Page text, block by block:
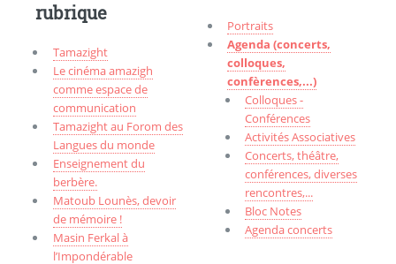
rubrique
Tamazight
Le cinéma amazigh
comme espace de
communication
Tamazight au Forom des
Langues du monde
Enseignement du
berbère.
Matoub Lounès, devoir
de mémoire !
Masin Ferkal à
l’Impondérable
Portraits
Agenda (concerts,
colloques,
confèrences,...)
Colloques -
Conférences
Activités Associatives
Concerts, théâtre,
conférences, diverses
rencontres,...
Bloc Notes
Agenda concerts